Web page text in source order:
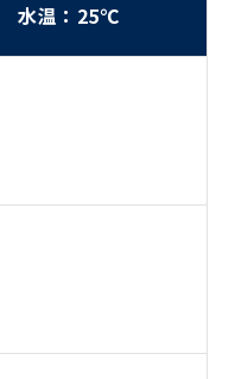
水温：25℃